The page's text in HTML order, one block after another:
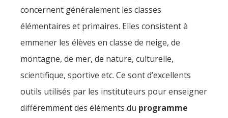
concernent généralement les classes
élémentaires et primaires. Elles consistent à
emmener les élèves en classe de neige, de
montagne, de mer, de nature, culturelle,
scientifique, sportive etc. Ce sont d’excellents
outils utilisés par les instituteurs pour enseigner
différemment des éléments du programme